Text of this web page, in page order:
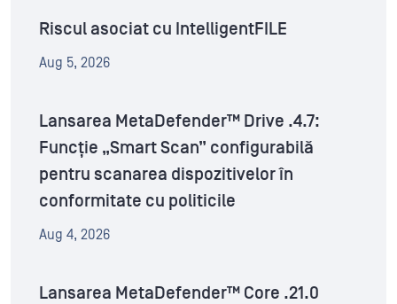
Riscul asociat cu IntelligentFILE
Aug 5, 2026
Lansarea MetaDefender™ Drive .4.7:
Funcție „Smart Scan” configurabilă
pentru scanarea dispozitivelor în
conformitate cu politicile
Aug 4, 2026
Lansarea MetaDefender™ Core .21.0